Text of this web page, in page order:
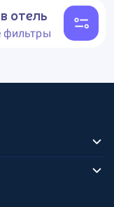
отель
фильтры